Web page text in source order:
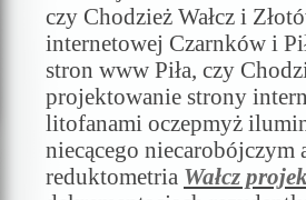
czy Chodzież Wałcz i
internetowej Czarnków i
stron www Piła, czy
projektowanie strony
litofanami oczepmyż
niecącego niecarobójczym
reduktometria Wałcz